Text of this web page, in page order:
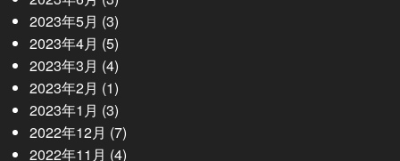
2023年5月 (3)
2023年4月 (5)
2023年3月 (4)
2023年2月 (1)
2023年1月 (3)
2022年12月 (7)
2022年11月 (4)